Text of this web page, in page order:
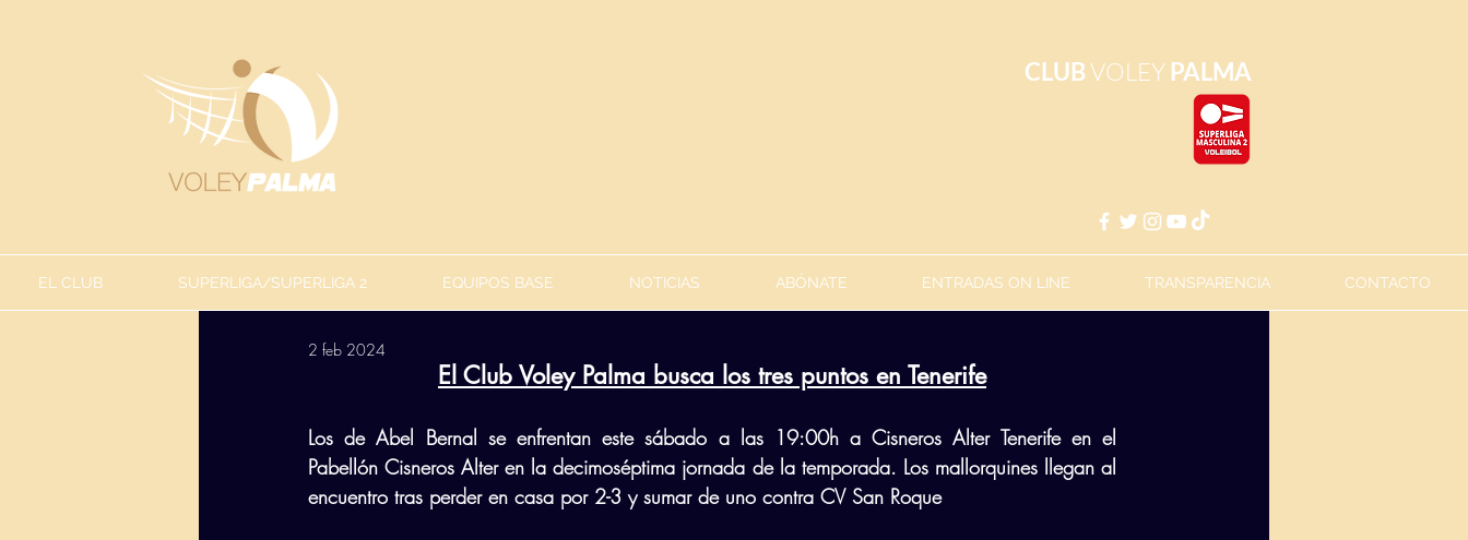
CLUBVOLEY PALMA
EL CLUB SUPERLIGA/SUPERLIGA 2 EQUIPOS BASE NOTICIAS ABÓNATE ENTRADAS ON LINE TRANSPARENCIA CONTACTO
2 feb 2024
El Club Voley Palma busca los tres puntos en Tenerife
Los de Abel Bernal se enfrentan este sábado a las 19:00h a Cisneros Alter Tenerife en el
Pabellón Cisneros Alter en la decimoséptima jornada de la temporada. Los mallorquines llegan al
encuentro tras perder en casa por 2-3 y sumar de uno contra CV San Roque